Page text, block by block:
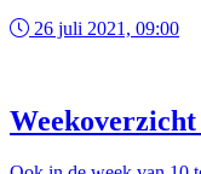
26 juli 2021, 09:00
Weekoverzicht